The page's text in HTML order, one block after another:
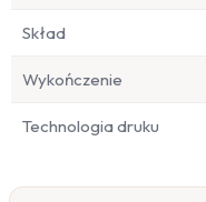
Skład
Wykończenie
Technologia druku